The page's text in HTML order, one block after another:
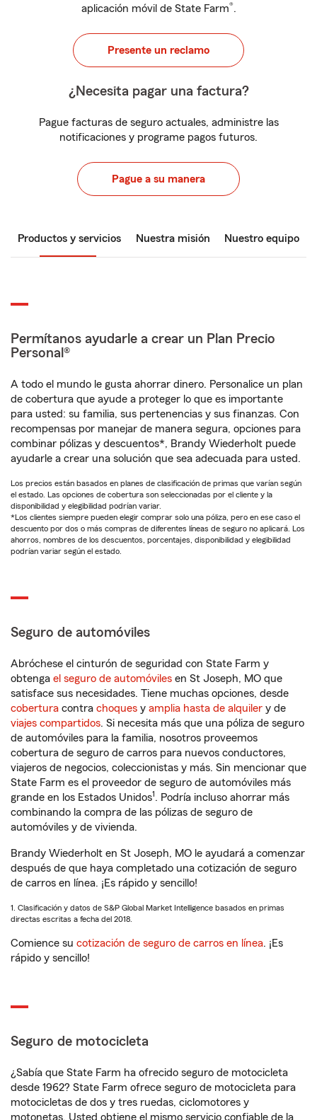
aplicación móvil de State Farm®.
Presente un reclamo
¿Necesita pagar una factura?
Pague facturas de seguro actuales, administre las
notificaciones y programe pagos futuros.
Pague a su manera
Productos y servicios Nuestra misión Nuestro equipo
Permítanos ayudarle a crear un Plan Precio
Personal®
A todo el mundo le gusta ahorrar dinero. Personalice un plan
de cobertura que ayude a proteger lo que es importante
para usted: su familia, sus pertenencias y sus finanzas. Con
recompensas por manejar de manera segura, opciones para
combinar pólizas y descuentos*, Brandy Wiederholt puede
ayudarle a crear una solución que sea adecuada para usted.
Los precios están basados en planes de clasificación de primas que varían según
el estado. Las opciones de cobertura son seleccionadas por el cliente y la
disponibilidad y elegibilidad podrían variar.
*Los clientes siempre pueden elegir comprar solo una póliza, pero en ese caso el
descuento por dos o más compras de diferentes líneas de seguro no aplicará. Los
ahorros, nombres de los descuentos, porcentajes, disponibilidad y elegibilidad
podrían variar según el estado.
Seguro de automóviles
Abróchese el cinturón de seguridad con State Farm y
obtenga el seguro de automóviles en St Joseph, MO que
satisface sus necesidades. Tiene muchas opciones, desde
cobertura contra choques y amplia hasta de alquiler y de
viajes compartidos. Si necesita más que una póliza de seguro
de automóviles para la familia, nosotros proveemos
cobertura de seguro de carros para nuevos conductores,
viajeros de negocios, coleccionistas y más. Sin mencionar que
State Farm es el proveedor de seguro de automóviles más
grande en los Estados Unidos1. Podría incluso ahorrar más
combinando la compra de las pólizas de seguro de
automóviles y de vivienda.
Brandy Wiederholt en St Joseph, MO le ayudará a comenzar
después de que haya completado una cotización de seguro
de carros en línea. ¡Es rápido y sencillo!
1. Clasificación y datos de S&P Global Market Intelligence basados en primas
directas escritas a fecha del 2018.
Comience su cotización de seguro de carros en línea. ¡Es
rápido y sencillo!
Seguro de motocicleta
¿Sabía que State Farm ha ofrecido seguro de motocicleta
desde 1962? State Farm ofrece seguro de motocicleta para
motocicletas de dos y tres ruedas, ciclomotores y
motonetas. Usted obtiene el mismo servicio confiable de la